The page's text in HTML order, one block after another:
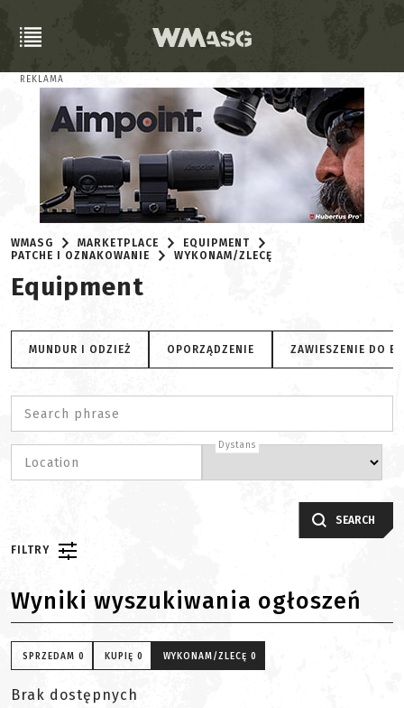
REKLAMA
WMASG MARKETPLACE
EQUIPMENT
PATCHE I OZNAKOWANIE
WYKONAM/ZLECĘ
Equipment
MUNDUR I ODZIEŻ OPORZĄDZENIE ZAWIESZENIE DO
Search phrase
Location
Dystans
SEARCH
FILTRY
Wyniki wyszukiwania ogłoszeń
SPRZEDAM 0 KUPIĘ 0 WYKONAM/ZLECĘ 0
Brak dostępnych